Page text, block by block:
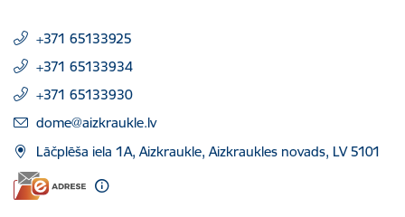
+371 65133925
+371 65133934
+371 65133930
E-pasts:
dome@aizkraukle.lv
Lāčplēša iela 1A, Aizkraukle, Aizkraukles novads, LV 5101